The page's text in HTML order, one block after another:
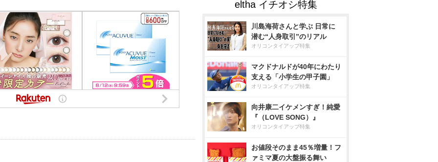
川島海荷さんと学ぶ 日常に
潜む“人身取引”のリアル
オリコンタイアップ特集
マクドナルドが40年にわたり
支える「小学生の甲子園」
オリコンタイアップ特集
向井康二イケメンすぎ！純愛
『（LOVE SONG）』
オリコンタイアップ特集
お値段そのまま45％増量！フ
ァミマ夏の大盤振る舞い